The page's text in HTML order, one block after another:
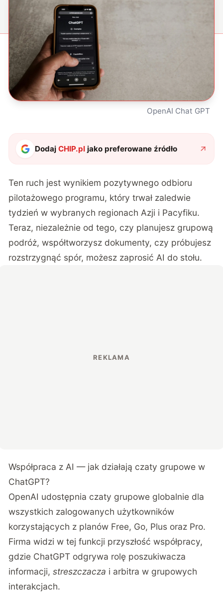
OpenAI Chat GPT
DodajCHIP.pl jako preferowane źródło
Ten ruch jest wynikiem pozytywnego odbioru
pilotażowego programu, który trwał zaledwie
tydzień w wybranych regionach Azji i Pacyfiku.
Teraz, niezależnie od tego, czy planujesz grupową
podróż, współtworzysz dokumenty, czy próbujesz
rozstrzygnąć spór, możesz zaprosić AI do stołu.
Współpraca z AI — jak działają czaty grupowe w
ChatGPT?
OpenAI udostępnia czaty grupowe globalnie dla
wszystkich zalogowanych użytkowników
korzystających z planów Free, Go, Plus oraz Pro.
Firma widzi w tej funkcji przyszłość współpracy,
gdzie ChatGPT odgrywa rolę poszukiwacza
informacji,streszczacza i arbitra w grupowych
interakcjach.